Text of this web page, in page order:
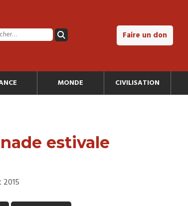
Faire un don
MONDE CIVILISATION
estivale
2015